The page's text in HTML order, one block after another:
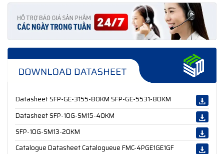
Datasheet SFP-GE-3155-80KM SFP-GE-5531-80KM
Datasheet SFP-10G-SM15-40KM
SFP-10G-SM13-20KM
Catalogue Datasheet Catalogueue FMC-4PGE1GE1GF